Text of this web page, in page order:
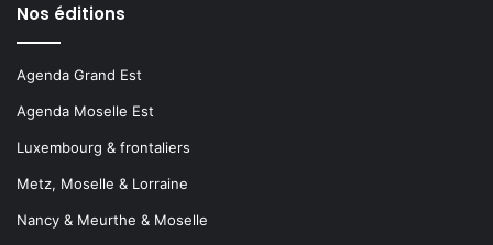
Nos éditions
Agenda Grand Est
Agenda Moselle Est
Luxembourg & frontaliers
Metz, Moselle & Lorraine
Nancy & Meurthe & Moselle